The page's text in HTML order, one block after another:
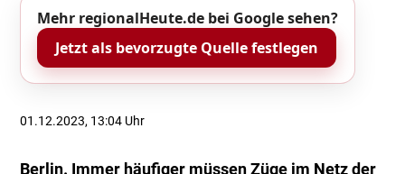
Mehr regionalHeute.de bei Google sehen?
Jetzt als bevorzugte Quelle festlegen
01.12.2023, 13:04 Uhr
Berlin. Immer häufiger müssen Züge im Netz der